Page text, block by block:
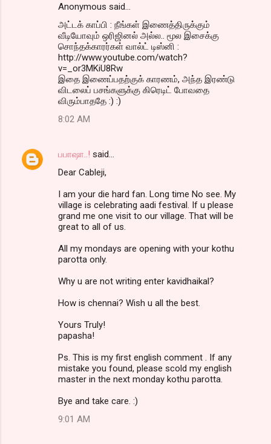
Anonymous said…
அட்டக் காப்பி : நீங்கள் இணைத்திருக்கும்
வீடியோவும் ஒரிஜினல் அல்ல.. மூல இசைக்கு
சொந்தக்காரர்கள் வால்ட் டிஸ்னி :
http://www.youtube.com/watch?
v=_or3MKiU8Rw
இதை இணைப்பதற்குக் காரணம், அந்த இரண்டு
விடலைப் பசங்களுக்கு கிரெடிட் போவதை
விரும்பாததே :) :)
8:02 AM
பபாஷா..! said…
Dear Cableji,
I am your die hard fan. Long time No see. My
village is celebrating aadi festival. If u please
grand me one visit to our village. That will be
great to all of us.
All my mondays are opening with your kothu
parotta only.
Why u are not writing enter kavidhaikal?
How is chennai? Wish u all the best.
Yours Truly!
papasha!
Ps. This is my first english comment . If any
mistake you found, please scold my english
master in the next monday kothu parotta.
Bye and take care. :)
9:01 AM